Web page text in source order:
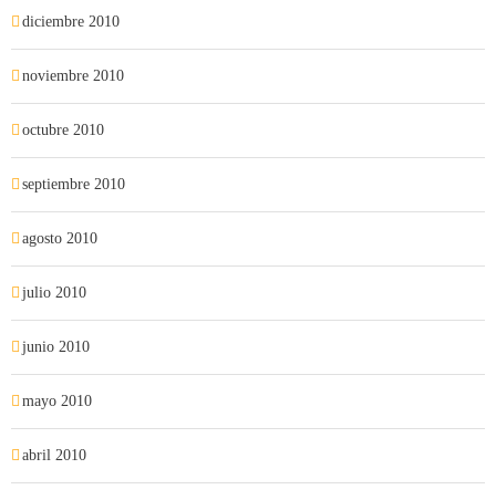
diciembre 2010
noviembre 2010
octubre 2010
septiembre 2010
agosto 2010
julio 2010
junio 2010
mayo 2010
abril 2010